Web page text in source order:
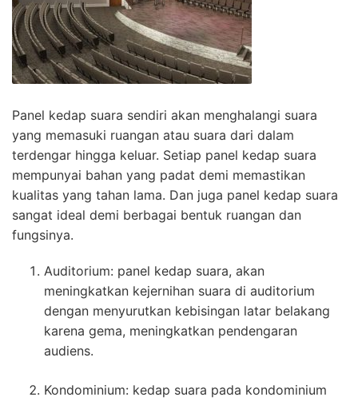
Panel kedap suara sendiri akan menghalangi suara
yang memasuki ruangan atau suara dari dalam
terdengar hingga keluar. Setiap panel kedap suara
mempunyai bahan yang padat demi memastikan
kualitas yang tahan lama. Dan juga panel kedap suara
sangat ideal demi berbagai bentuk ruangan dan
fungsinya.
Auditorium: panel kedap suara, akan
meningkatkan kejernihan suara di auditorium
dengan menyurutkan kebisingan latar belakang
karena gema, meningkatkan pendengaran
audiens.
Kondominium: kedap suara pada kondominium